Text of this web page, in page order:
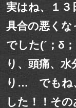
実はね、１
具合の悪く
でした(´；δ
り、頭痛、
り… でもね
した！！そ